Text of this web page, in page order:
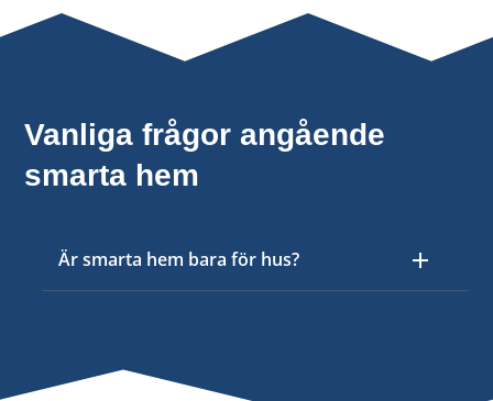
Vanliga frågor angående
smarta hem
Är smarta hem bara för hus?